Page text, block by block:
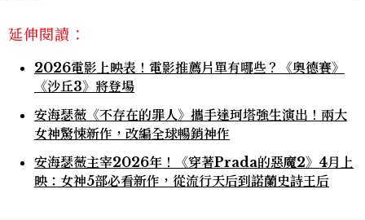
延伸閱讀：
2026電影上映表！電影推薦片單有哪些？《奧德賽》
《沙丘3》將登場
安海瑟薇《不存在的罪人》攜手達珂塔強生演出！兩大
女神驚悚新作，改編全球暢銷神作
安海瑟薇主宰2026年！《穿著Prada的惡魔2》4月上
映：女神5部必看新作，從流行天后到諾蘭史詩王后